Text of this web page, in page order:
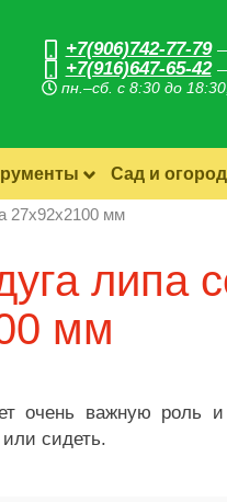
+7(906)742-77-79
+7(916)647-65-42
пн.–сб. с 8:30 до
Сад и огород
27х92х2100 мм
липа
мм
очень важную роль
сидеть.